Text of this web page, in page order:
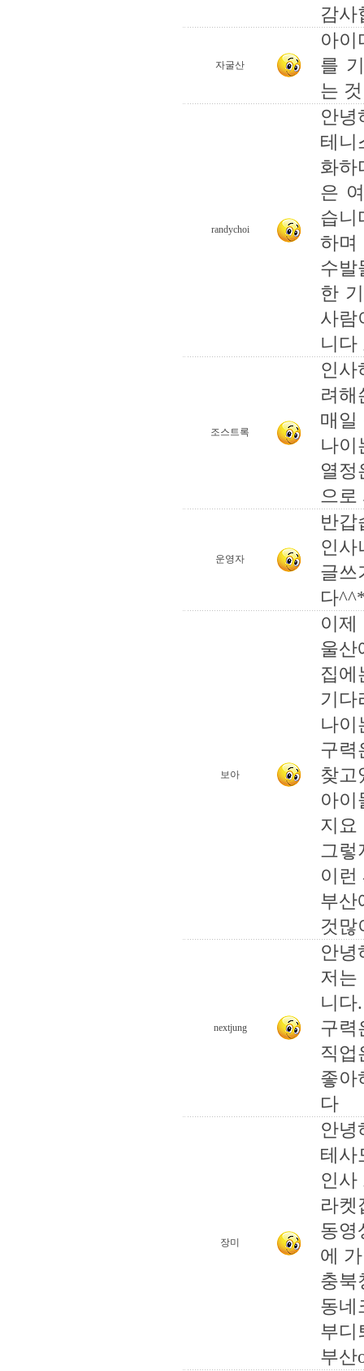
감사
자굴산
아이
를
는
randychoi
안
테니
화하
은
습니
하며
수발
한
사람
니다
조스트록
인
려해
매일
나이
열정
으로
운영자
반갑
인사
글쓰
다
보아
이제
울산
집에
기다
나이
구력
찾고
아
지요
그렇
이런
부산
것많
nextjung
안녕
저는
니다.
구력
직업
좋아
다
장미
안녕
테사
인사
라켓
동영
에
충북
동네
부디
부산